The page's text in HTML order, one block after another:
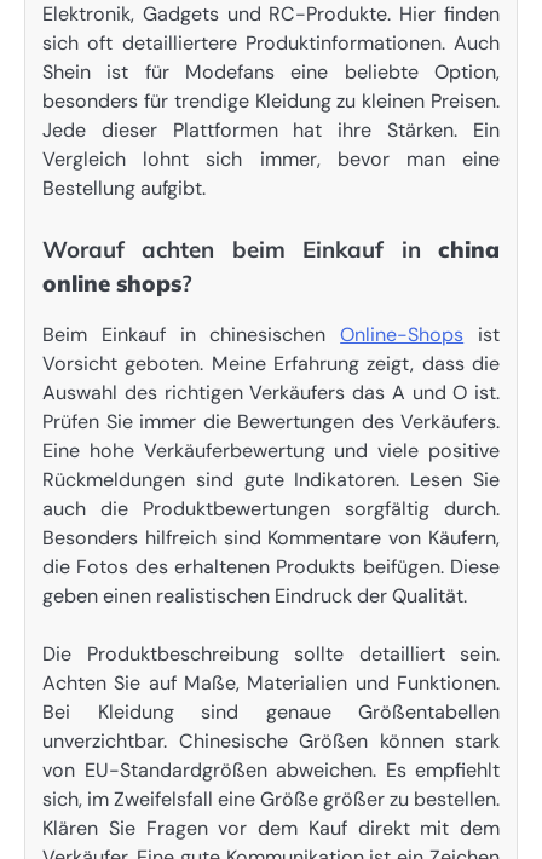
Elektronik, Gadgets und RC-Produkte. Hier finden
sich oft detailliertere Produktinformationen. Auch
Shein ist für Modefans eine beliebte Option,
besonders für trendige Kleidung zu kleinen Preisen.
Jede dieser Plattformen hat ihre Stärken. Ein
Vergleich lohnt sich immer, bevor man eine
Bestellung aufgibt.
Worauf achten beim Einkauf in china
online shops?
Beim Einkauf in chinesischenOnline-Shops ist
Vorsicht geboten. Meine Erfahrung zeigt, dass die
Auswahl des richtigen Verkäufers das A und O ist.
Prüfen Sie immer die Bewertungen des Verkäufers.
Eine hohe Verkäuferbewertung und viele positive
Rückmeldungen sind gute Indikatoren. Lesen Sie
auch die Produktbewertungen sorgfältig durch.
Besonders hilfreich sind Kommentare von Käufern,
die Fotos des erhaltenen Produkts beifügen. Diese
geben einen realistischen Eindruck der Qualität.
Die Produktbeschreibung sollte detailliert sein.
Achten Sie auf Maße, Materialien und Funktionen.
Bei Kleidung sind genaue Größentabellen
unverzichtbar. Chinesische Größen können stark
von EU-Standardgrößen abweichen. Es empfiehlt
sich, im Zweifelsfall eine Größe größer zu bestellen.
Klären Sie Fragen vor dem Kauf direkt mit dem